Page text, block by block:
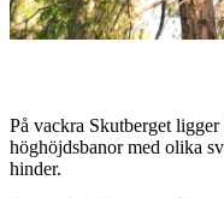
Beskrivning
På vackra Skutberget
höghöjdsbanor med olika
hinder.